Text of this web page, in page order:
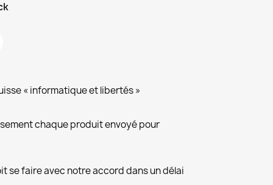
« informatique et libertés »
chaque produit envoyé pour
se faire avec notre accord dans un délai